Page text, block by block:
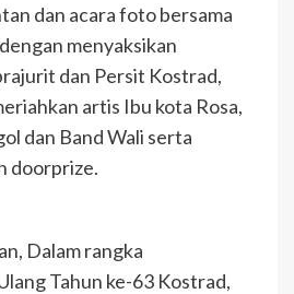
dan acara foto bersama
menyaksikan
dan Persit Kostrad,
artis Ibu kota Rosa,
dan Band Wali serta
doorprize.
Dalam rangka
Tahun ke-63 Kostrad,